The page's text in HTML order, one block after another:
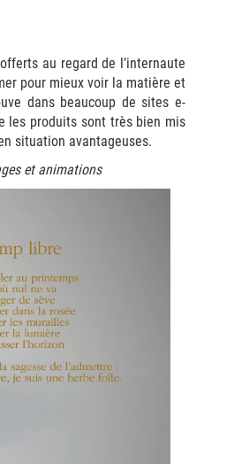
au regard de l’internaute
pour mieux voir la matière et
dans beaucoup de sites e-
les produits sont très bien mis
situation avantageuses.
et animations